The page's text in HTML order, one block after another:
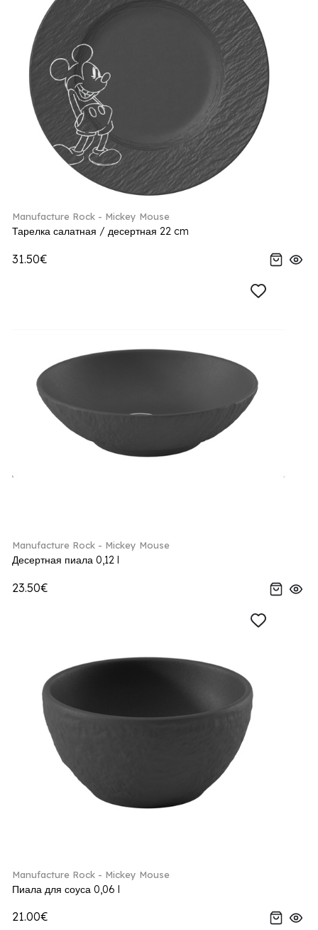
Manufacture Rock - Mickey Mouse
Тарелка салатная / десертная 22 cm
31.50€
Manufacture Rock - Mickey Mouse
Десертная пиала 0,12 l
23.50€
Manufacture Rock - Mickey Mouse
Пиала для соуса 0,06 l
21.00€